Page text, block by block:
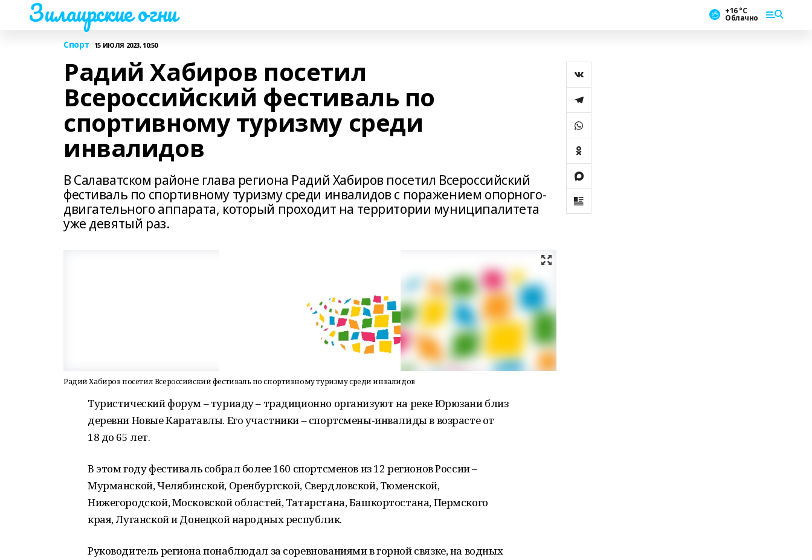
Зилаирские огни +16 °С
Облачно
Спорт 15 ИЮЛЯ 2023, 10:50
Радий Хабиров посетил
Всероссийский фестиваль по
спортивному туризму среди
инвалидов
В Салаватском районе глава региона Радий Хабиров посетил Всероссийский
фестиваль по спортивному туризму среди инвалидов с поражением опорного-
двигательного аппарата, который проходит на территории муниципалитета
уже девятый раз.
Радий Хабиров посетил Всероссийский фестиваль по спортивному туризму среди инвалидов
Туристический форум – туриаду – традиционно организуют на реке Юрюзани близ
деревни Новые Каратавлы. Его участники – спортсмены-инвалиды в возрасте от
18 до 65 лет.
В этом году фестиваль собрал более 160 спортсменов из 12 регионов России –
Мурманской, Челябинской, Оренбургской, Свердловской, Тюменской,
Нижегородской, Московской областей, Татарстана, Башкортостана, Пермского
края, Луганской и Донецкой народных республик.
Руководитель региона понаблюдал за соревнованиями в горной связке, на водных